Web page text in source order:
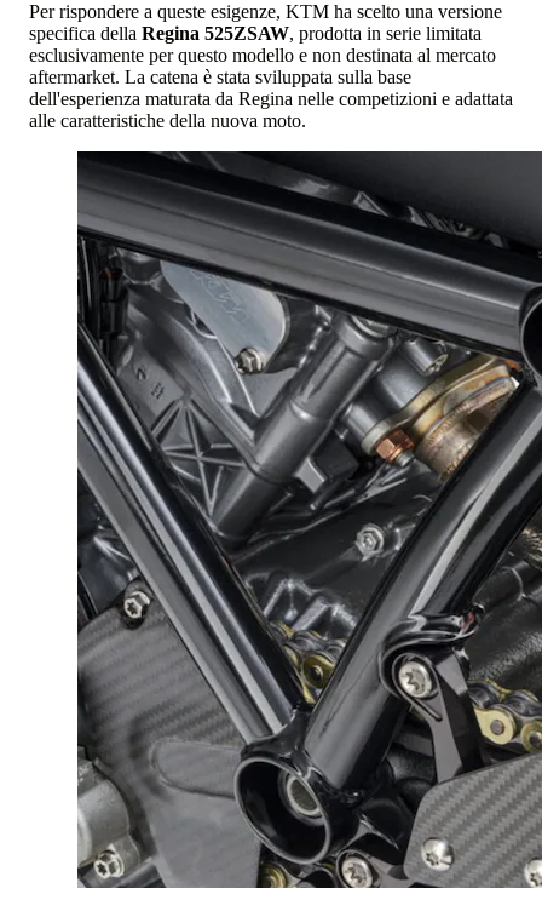
Per rispondere a queste esigenze, KTM ha scelto una versione
specifica della Regina 525ZSAW, prodotta in serie limitata
esclusivamente per questo modello e non destinata al mercato
aftermarket. La catena è stata sviluppata sulla base
dell'esperienza maturata da Regina nelle competizioni e adattata
alle caratteristiche della nuova moto.